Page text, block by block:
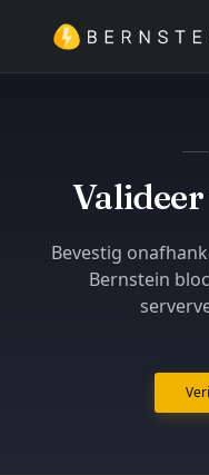
Bevestig
Bernstein